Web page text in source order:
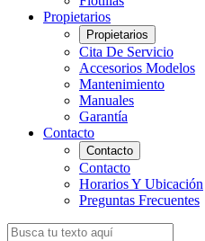
Propietarios
Propietarios
Cita De Servicio
Accesorios Modelos
Mantenimiento
Manuales
Garantía
Contacto
Contacto
Contacto
Horarios Y Ubicación
Preguntas Frecuentes